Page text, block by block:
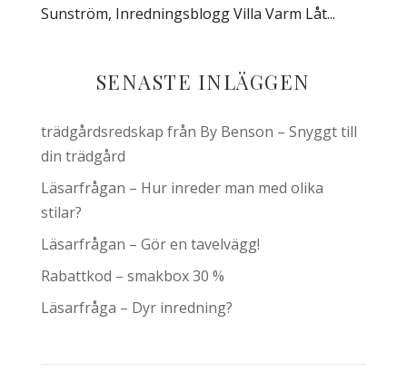
Sunström, Inredningsblogg Villa Varm Låt...
SENASTE INLÄGGEN
trädgårdsredskap från By Benson – Snyggt till
din trädgård
Läsarfrågan – Hur inreder man med olika
stilar?
Läsarfrågan – Gör en tavelvägg!
Rabattkod – smakbox 30 %
Läsarfråga – Dyr inredning?